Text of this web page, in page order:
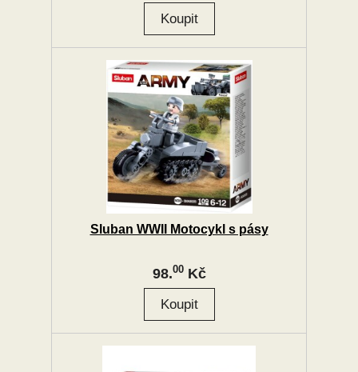
Sluban WWII Motocykl s pásy
98.00Kč